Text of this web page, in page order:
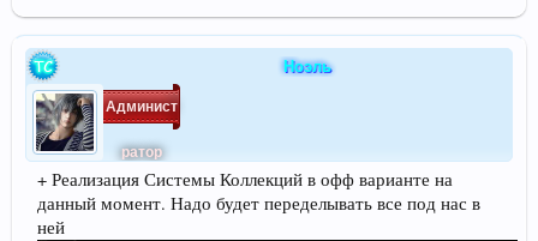
Ноэль
Админист
ратор
+ Реализация Системы Коллекций в офф варианте на
данный момент. Надо будет переделывать все под нас в
ней